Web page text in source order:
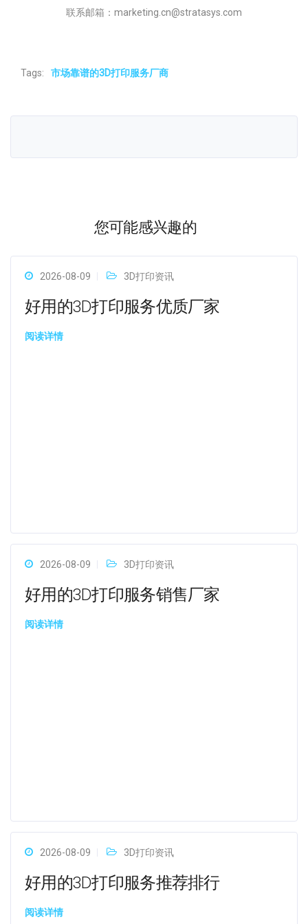
联系邮箱：marketing.cn@stratasys.com
Tags: 市场靠谱的3D打印服务厂商
您可能感兴趣的
2026-08-09 3D打印资讯
好用的3D打印服务优质厂家
阅读详情
2026-08-09 3D打印资讯
好用的3D打印服务销售厂家
阅读详情
2026-08-09 3D打印资讯
好用的3D打印服务推荐排行
阅读详情